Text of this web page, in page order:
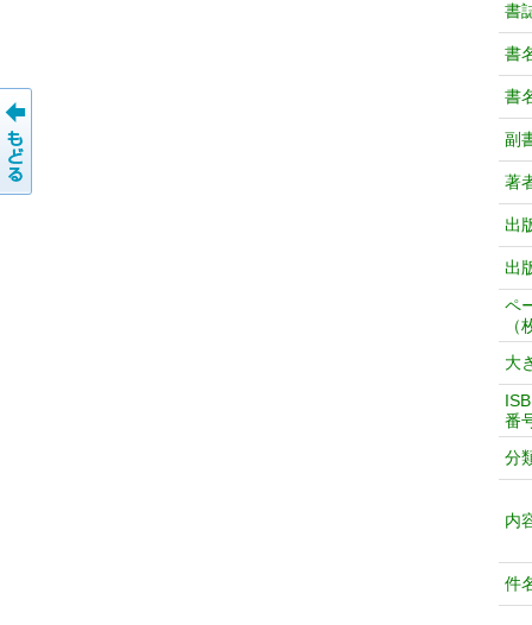
書
書
書
副
著
出
出
（
大
番
分
内
件